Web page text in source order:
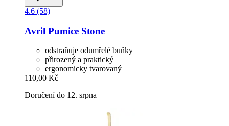
4.6 (58)
Avril Pumice Stone
odstraňuje odumřelé buňky
přirozený a praktický
ergonomicky tvarovaný
110,00 Kč
Doručení do 12. srpna